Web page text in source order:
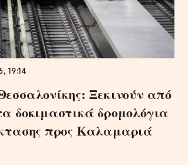
19:14
Ξεκινούν από
δοκιμαστικά δρομολόγια
προς Καλαμαριά